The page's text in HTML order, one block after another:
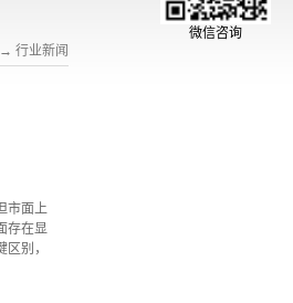
→ 行业新闻
市面上
存在显
别，
微信咨询